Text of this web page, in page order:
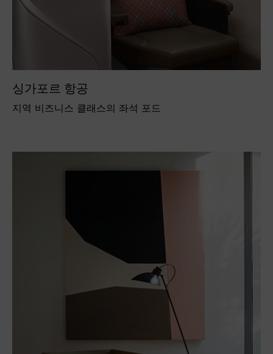
싱가포르 항공
지역 비즈니스 클래스의 좌석 포드